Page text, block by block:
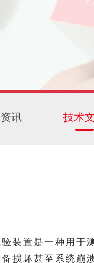
讯 技术
装置 是一种用于
损坏甚至系统崩